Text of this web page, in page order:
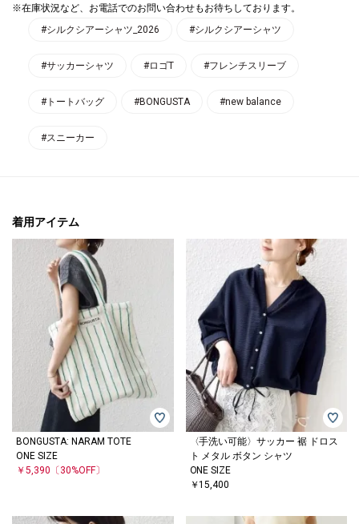
※在庫状況など、お電話でのお問い合わせもお待ちしております。
#シルクシアーシャツ_2026
#シルクシアーシャツ
#サッカーシャツ #ロゴT #フレンチスリーブ
#トートバッグ #BONGUSTA #new balance
#スニーカー
着用アイテム
BONGUSTA: NARAM TOTE
ONE SIZE
￥5,390 〔30%OFF〕
〈手洗い可能〉サッカー 裾 ドロス
ト メタル ボタン シャツ
ONE SIZE
￥15,400